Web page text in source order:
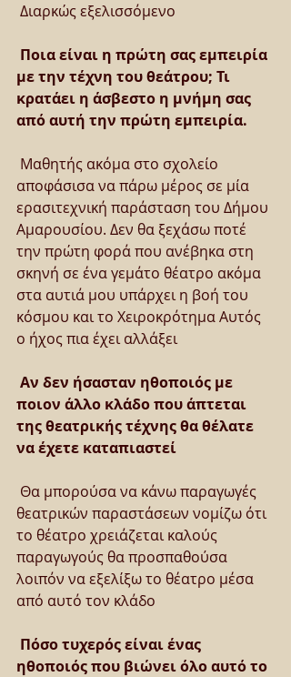
Διαρκώς εξελισσόμενο
Ποια είναι η πρώτη σας εμπειρία
με την τέχνη του θεάτρου; Τι
κρατάει η άσβεστο η μνήμη σας
από αυτή την πρώτη εμπειρία.
αποφάσισα να πάρω μέρος σε μία
ερασιτεχνική παράσταση του Δήμου
Αμαρουσίου. Δεν θα ξεχάσω ποτέ
την πρώτη φορά που ανέβηκα στη
σκηνή σε ένα γεμάτο θέατρο ακόμα
στα αυτιά μου υπάρχει η βοή του
κόσμου και το Χειροκρότημα Αυτός
ο ήχος πια έχει αλλάξει
Αν δεν ήσασταν ηθοποιός με
ποιον άλλο κλάδο που άπτεται
της θεατρικής τέχνης θα θέλατε
να έχετε καταπιαστεί
θεατρικών παραστάσεων νομίζω ότι
το θέατρο χρειάζεται καλούς
παραγωγούς θα προσπαθούσα
λοιπόν να εξελίξω το θέατρο μέσα
από αυτό τον κλάδο
Πόσο τυχερός είναι ένας
ηθοποιός που βιώνει όλο αυτό το